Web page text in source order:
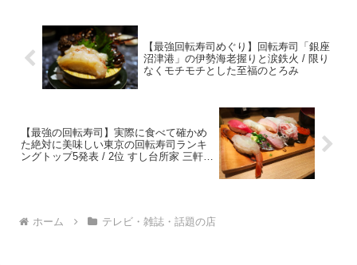
【最強回転寿司めぐり】回転寿司「銀座
沼津港」の伊勢海老握りと涙鉄火 / 限り
なくモチモチとした至福のとろみ
【最強の回転寿司】実際に食べて確かめ
た絶対に美味しい東京の回転寿司ランキ
ングトップ5発表 / 2位 すし台所家 三軒茶
ホーム テレビ・雑誌・話題の店